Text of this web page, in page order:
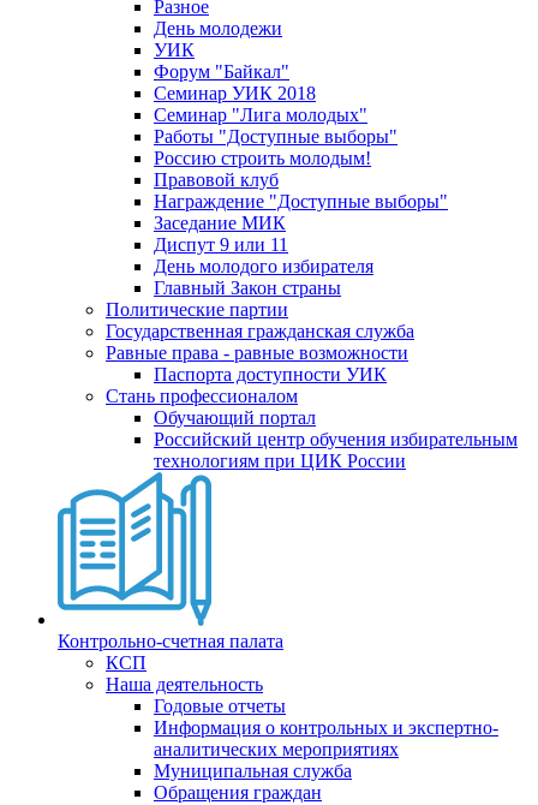
Разное
День молодежи
УИК
Форум "Байкал"
Семинар УИК 2018
Семинар "Лига молодых"
Работы "Доступные выборы"
Россию строить молодым!
Правовой клуб
Награждение "Доступные выборы"
Заседание МИК
Диспут 9 или 11
День молодого избирателя
Главный Закон страны
Политические партии
Государственная гражданская служба
Равные права - равные возможности
Паспорта доступности УИК
Стань профессионалом
Обучающий портал
Российский центр обучения избирательным
технологиям при ЦИК России
Контрольно-счетная палата
КСП
Наша деятельность
Годовые отчеты
Информация о контрольных и экспертно-
аналитических мероприятиях
Муниципальная служба
Обращения граждан